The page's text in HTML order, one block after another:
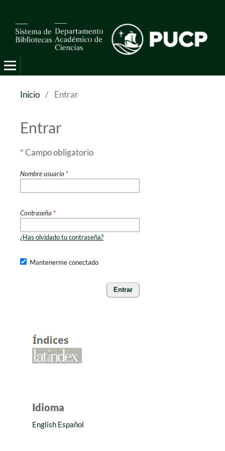
Inicio / Entrar
Entrar
* Campo obligatorio
Nombre usuario *
Contraseña *
¿Has olvidado tu contraseña?
Mantenerme conectado
Entrar
Idioma
English Español